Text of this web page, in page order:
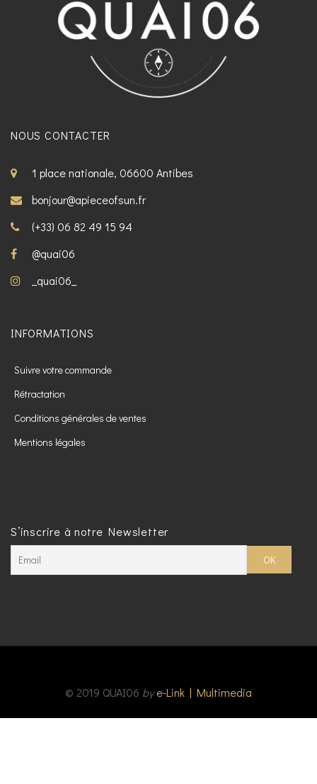
NOUS CONTACTER
1 place nationale, 06600 Antibes
bonjour@apieceofsun.fr
(+33) 06 82 49 15 94
@quai06
_quai06_
INFORMATIONS
Suivre votre commande
Rétractation
Conditions générales de ventes
Mentions légales
S’inscrire à notre Newsletter
© 2019 QUAI06 by e-Link | Multimedia